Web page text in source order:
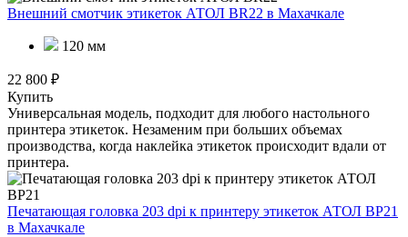
Внешний смотчик этикеток АТОЛ BR22 в Махачкале
120 мм
22 800 ₽
Купить
Универсальная модель, подходит для любого настольного
принтера этикеток. Незаменим при больших объемах
производства, когда наклейка этикеток происходит вдали от
принтера.
Печатающая головка 203 dpi к принтеру этикеток АТОЛ BP21
в Махачкале